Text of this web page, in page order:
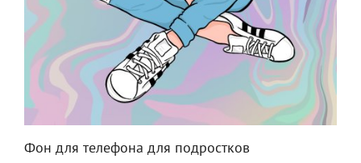
Фон для телефона для подростков